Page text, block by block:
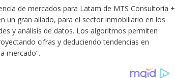
de mercados para Latam de MTS Consultoría +
un gran aliado, para el sector inmobiliario en los
y análisis de datos. Los algoritmos permiten
cifras y deduciendo tendencias en
mercado”.